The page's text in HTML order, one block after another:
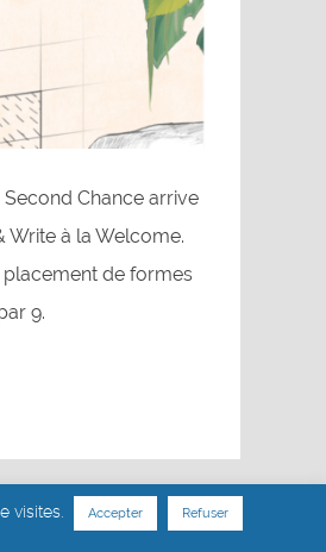
Chance arrive
Write à la Welcome.
placement de formes
9.
visites. Accepter Refuser